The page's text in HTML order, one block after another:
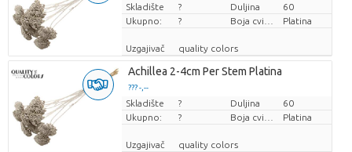
Cijena po komadu
Skladište ? Duljina
60
Ukupno:
? Platina
Uzgajivač quality colors
Achillea 2-4cm Per Stem Platina
??? -,--
Cijena po komadu
Skladište ? Duljina
60
Ukupno:
? Platina
Uzgajivač quality colors